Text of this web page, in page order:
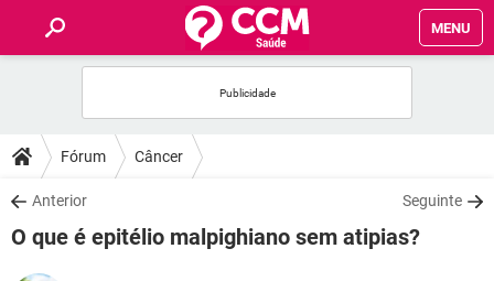
MENU
FÓRUM
SAÚDE
FAMÍLIA
Fórum Câncer
Anterior Seguinte
O que é epitélio malpighiano sem atipias?